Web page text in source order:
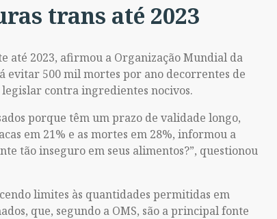
trans até 2023
até 2023, afirmou a Organização Mundial da
evitar 500 mil mortes por ano decorrentes de
contra ingredientes nocivos.
porque têm um prazo de validade longo,
em 21% e as mortes em 28%, informou a
tão inseguro em seus alimentos?”, questionou
limites às quantidades permitidas em
que, segundo a OMS, são a principal fonte